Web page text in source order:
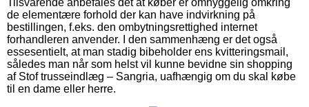
de elementære forhold der kan have indvirkning på
bestillingen, f.eks. den ombytningsrettighed internet
forhandleren anvender. I den sammenhæng er det også
essesentielt, at man stadig bibeholder ens kvitteringsmail,
således man når som helst vil kunne bevidne sin shopping
af Stof trusseindlæg – Sangria, uafhængig om du skal købe
til en dame eller herre.